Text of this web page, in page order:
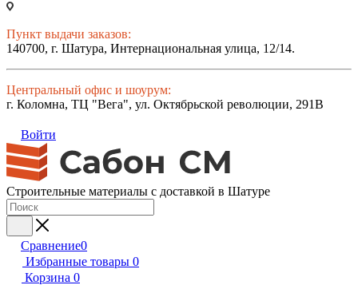
Пункт выдачи заказов:
140700, г. Шатура, Интернациональная улица, 12/14.
Центральный офис и шоурум:
г. Коломна, ТЦ "Вега", ул. Октябрьской революции, 291В
Войти
Строительные материалы с доставкой в Шатуре
Сравнение0
Избранные товары 0
Корзина 0